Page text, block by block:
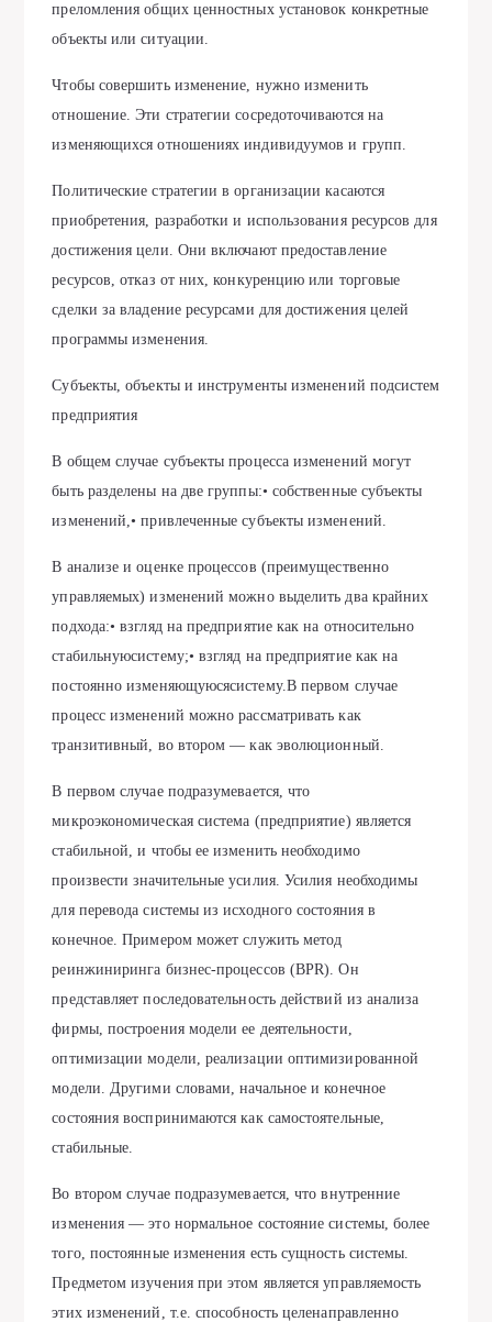
преломления общих ценностных установок конкретные
объекты или ситуации.
Чтобы совершить изменение, нужно изменить
отношение. Эти стратегии сосредоточиваются на
изменяющихся отношениях индивидуумов и групп.
Политические стратегии в организации касаются
приобретения, разработки и использования ресурсов для
достижения цели. Они включают предоставление
ресурсов, отказ от них, конкуренцию или торговые
сделки за владение ресурсами для достижения целей
программы изменения.
Субъекты, объекты и инструменты изменений подсистем
предприятия
В общем случае субъекты процесса изменений могут
быть разделены на две группы:• собственные субъекты
изменений,• привлеченные субъекты изменений.
В анализе и оценке процессов (преимущественно
управляемых) изменений можно выделить два крайних
подхода:• взгляд на предприятие как на относительно
стабильнуюсистему;• взгляд на предприятие как на
постоянно изменяющуюсясистему.В первом случае
процесс изменений можно рассматривать как
транзитивный, во втором — как эволюционный.
В первом случае подразумевается, что
микроэкономическая система (предприятие) является
стабильной, и чтобы ее изменить необходимо
произвести значительные усилия. Усилия необходимы
для перевода системы из исходного состояния в
конечное. Примером может служить метод
реинжиниринга бизнес-процессов (BPR). Он
представляет последовательность действий из анализа
фирмы, построения модели ее деятельности,
оптимизации модели, реализации оптимизированной
модели. Другими словами, начальное и конечное
состояния воспринимаются как самостоятельные,
стабильные.
Во втором случае подразумевается, что внутренние
изменения — это нормальное состояние системы, более
того, постоянные изменения есть сущность системы.
Предметом изучения при этом является управляемость
этих изменений, т.е. способность целенаправленно